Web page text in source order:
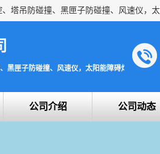
黑匣子防碰撞、风速仪，太阳能障碍灯安全提示灯
公司介绍 公司动态